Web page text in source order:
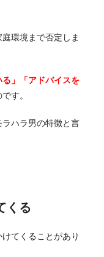
環境まで否定しま
」「アドバイスを
す。
ハラ男の特徴と言
くる
てくることがあり